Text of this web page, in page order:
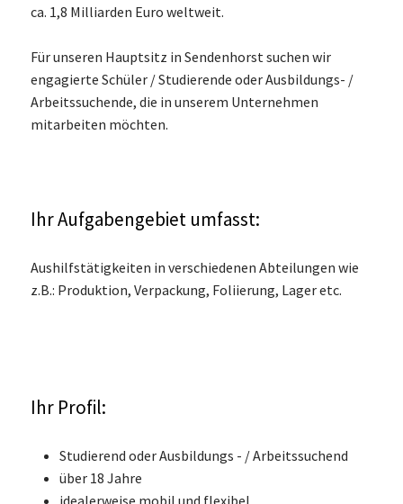
ca. 1,8 Milliarden Euro weltweit.
Für unseren Hauptsitz in Sendenhorst suchen wir
engagierte Schüler / Studierende oder Ausbildungs- /
Arbeitssuchende, die in unserem Unternehmen
mitarbeiten möchten.
Ihr Aufgabengebiet umfasst:
Aushilfstätigkeiten in verschiedenen Abteilungen wie
z.B.: Produktion, Verpackung, Foliierung, Lager etc.
Ihr Profil:
Studierend oder Ausbildungs - / Arbeitssuchend
über 18 Jahre
idealerweise mobil und flexibel